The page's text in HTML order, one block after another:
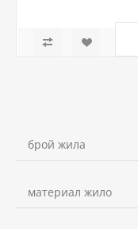
брой жила
материал жило